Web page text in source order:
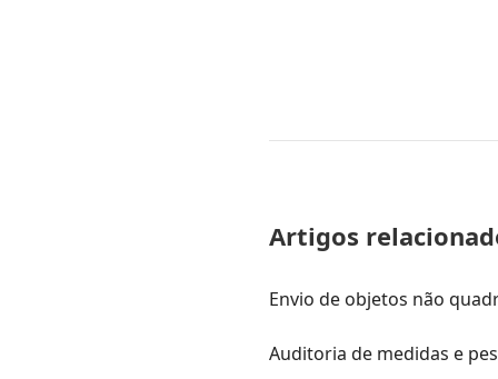
Artigos
Envio de objetos não
Auditoria de medidas e